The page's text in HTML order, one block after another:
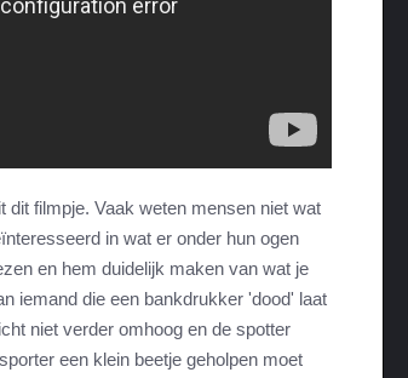
Veel gestelde vragen
dit filmpje. Vaak weten mensen niet wat
in wat er onder hun ogen
en hem duidelijk maken van wat je
iemand die een bankdrukker 'dood' laat
niet verder omhoog en de spotter
een klein beetje geholpen moet